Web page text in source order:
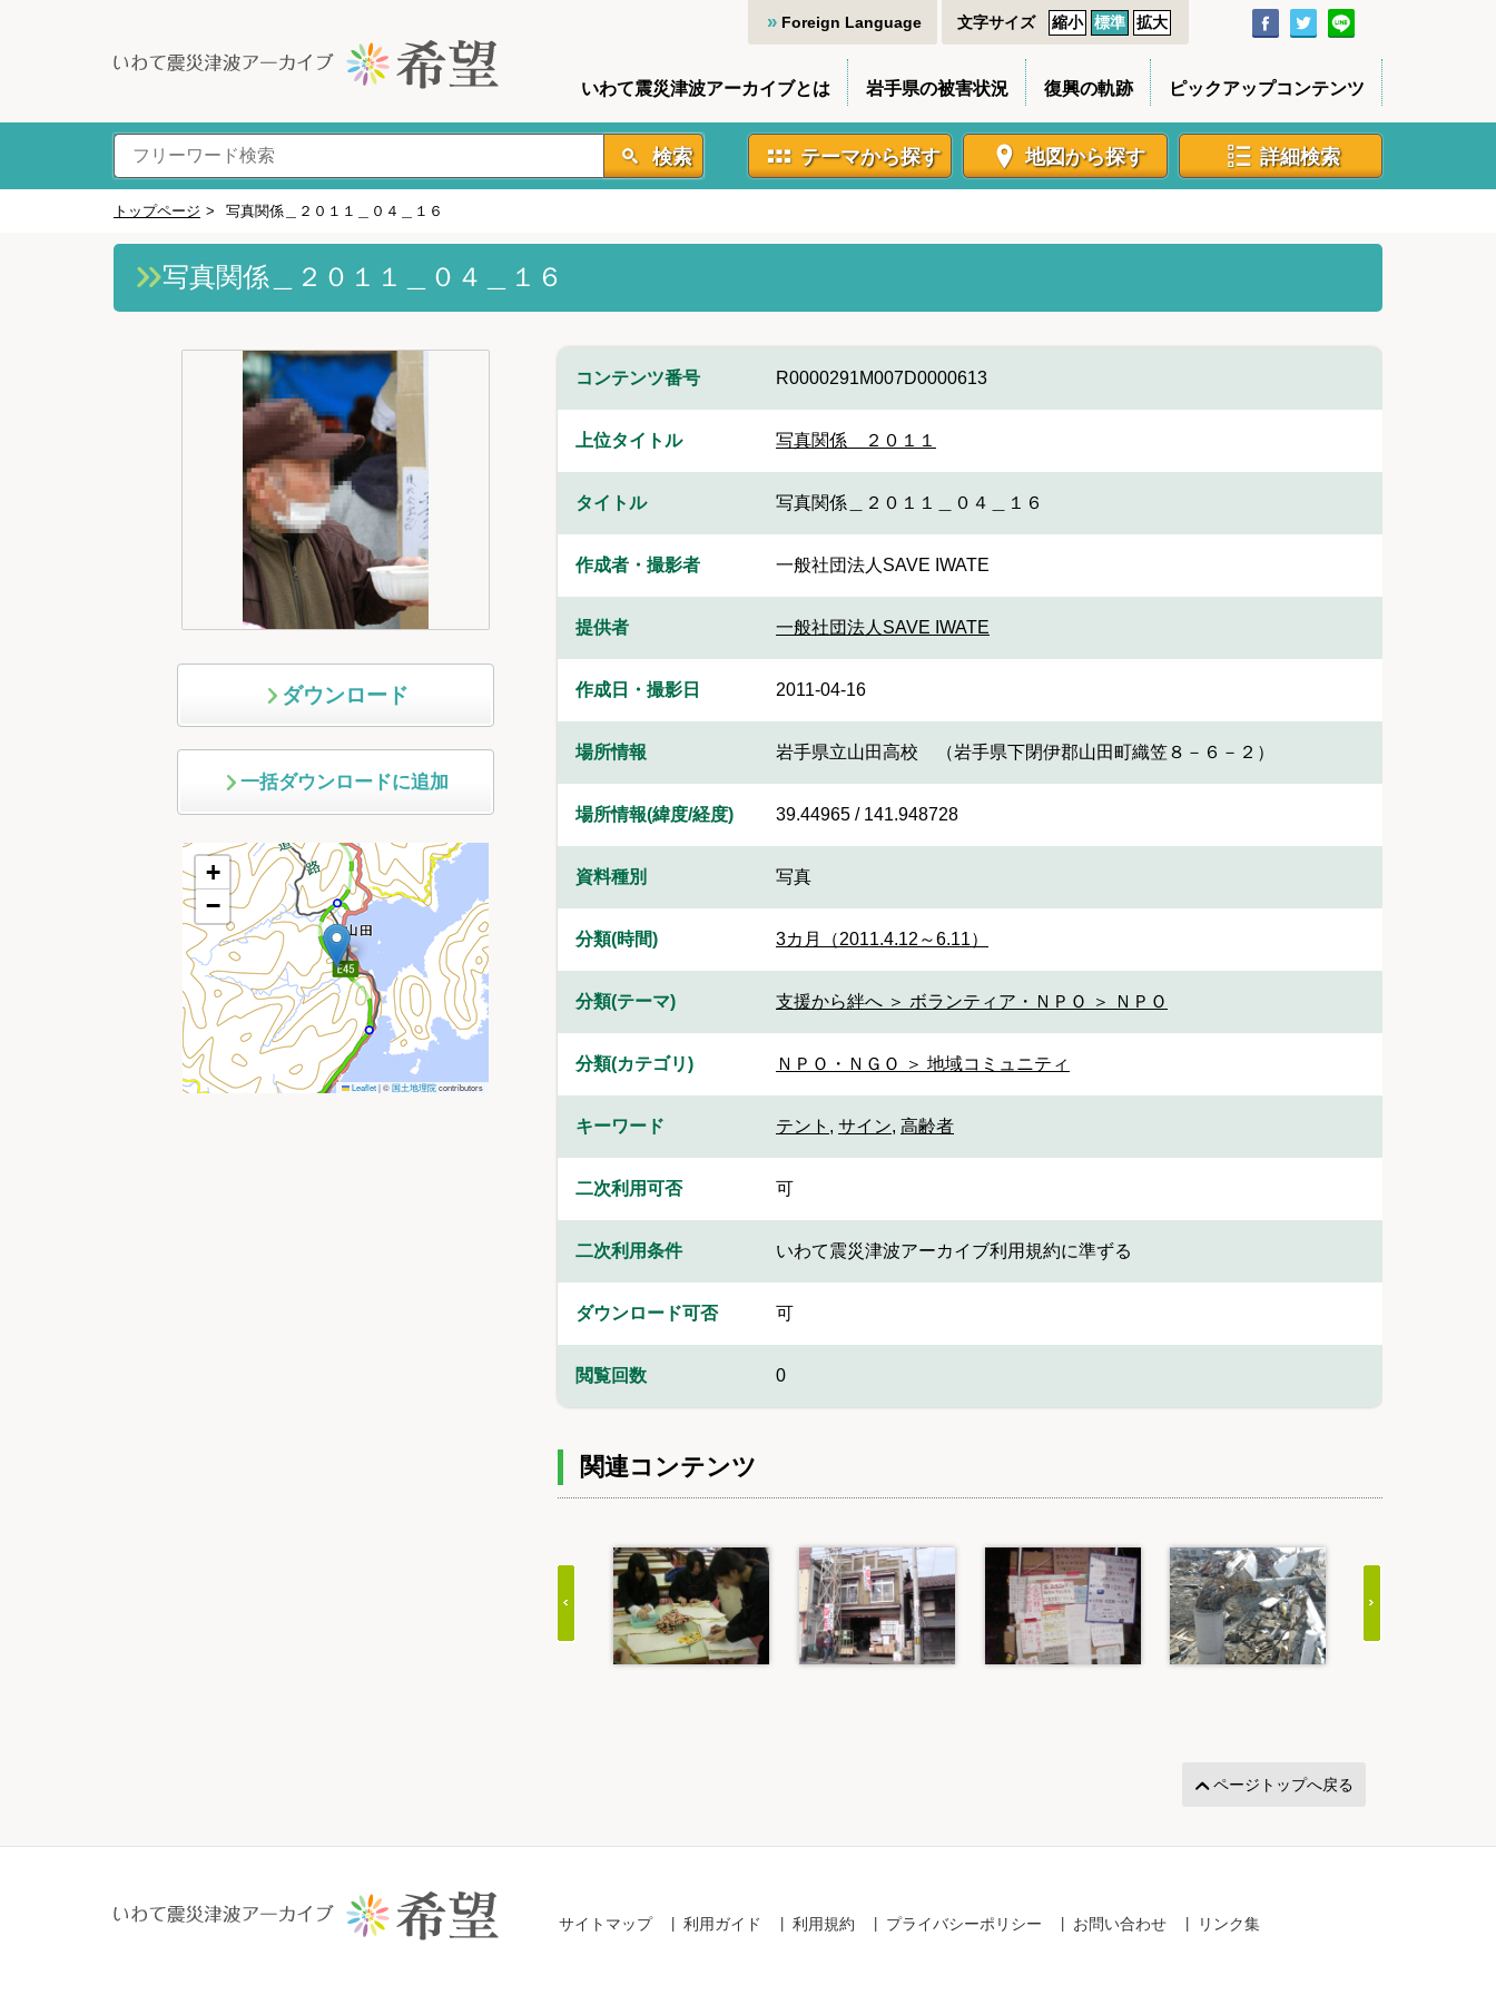
Foreign Language 文字サイズ 縮小 標準 拡大
いわて震災津波アーカイブとは 岩手県の被害状況 復興の軌跡 ピックアップコンテンツ
検索 テーマから探す 地図から探す 詳細検索
トップページ > 写真関係＿２０１１＿０４＿１６
写真関係＿２０１１＿０４＿１６
ダウンロード
一括ダウンロードに追加
+
−
Leaflet|©国土地理院contributors
コンテンツ番号 R0000291M007D0000613
上位タイトル 写真関係 ２０１１
タイトル 写真関係＿２０１１＿０４＿１６
作成者・撮影者 一般社団法人SAVE IWATE
提供者 一般社団法人SAVE IWATE
作成日・撮影日 2011-04-16
場所情報 岩手県立山田高校 （岩手県下閉伊郡山田町織笠８－６－２）
場所情報(緯度/経度) 39.44965 / 141.948728
資料種別 写真
分類(時間) 3カ月（2011.4.12～6.11）
分類(テーマ) 支援から絆へ ＞ ボランティア・ＮＰＯ ＞ ＮＰＯ
分類(カテゴリ) ＮＰＯ・ＮＧＯ ＞ 地域コミュニティ
キーワード テント , サイン, 高齢者
二次利用可否 可
二次利用条件 いわて震災津波アーカイブ利用規約に準ずる
ダウンロード可否 可
閲覧回数 0
関連コンテンツ
ページトップへ戻る
サイトマップ 利用ガイド 利用規約 プライバシーポリシー お問い合わせ リンク集